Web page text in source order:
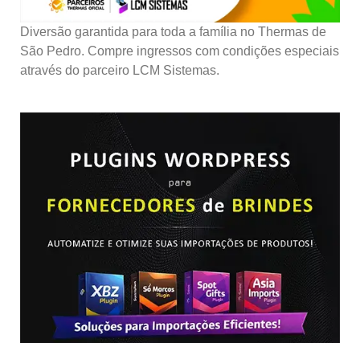
Diversão garantida para toda a família no Thermas de
São Pedro. Compre ingressos com condições especiais
através do parceiro LCM Sistemas.